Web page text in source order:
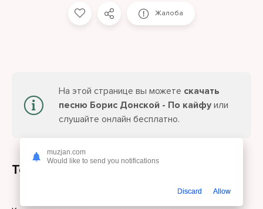
Жалоба
На этой странице вы можете скачать
песню Борис Донской - По кайфу или
слушайте онлайн бесплатно.
Текст песни
muzjan.com
Would like to send you notifications
Discard Allow